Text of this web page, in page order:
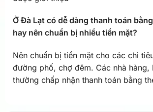
Ở Đà Lạt có dễ dàng thanh toán
hay nên chuẩn bị nhiều tiền mặt?
Nên chuẩn bị tiền mặt cho các chi
đường phố, chợ đêm. Các nhà hàng,
thường chấp nhận thanh toán bằng